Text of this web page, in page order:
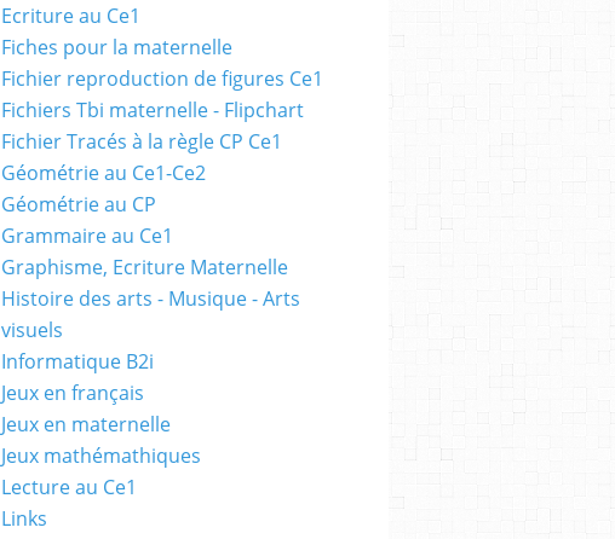
Ecriture au Ce1
Fiches pour la maternelle
Fichier reproduction de figures Ce1
Fichiers Tbi maternelle - Flipchart
Fichier Tracés à la règle CP Ce1
Géométrie au Ce1-Ce2
Géométrie au CP
Grammaire au Ce1
Graphisme, Ecriture Maternelle
Histoire des arts - Musique - Arts
visuels
Informatique B2i
Jeux en français
Jeux en maternelle
Jeux mathémathiques
Lecture au Ce1
Links